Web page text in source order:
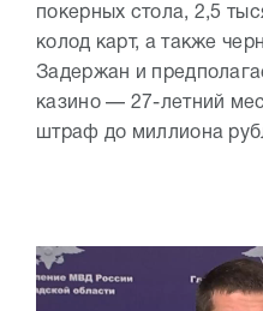
покерных стола, 2,5
колод карт, а также
Задержан и
казино — 27-летний
штраф до миллиона